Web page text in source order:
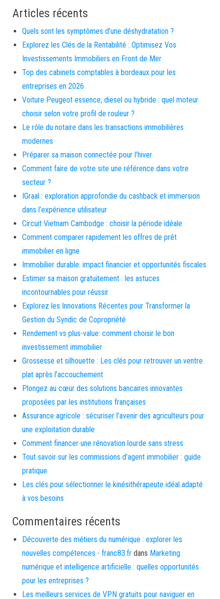
Articles récents
Quels sont les symptômes d’une déshydratation ?
Explorez les Clés de la Rentabilité : Optimisez Vos
Investissements Immobiliers en Front de Mer
Top des cabinets comptables à bordeaux pour les
entreprises en 2026
Voiture Peugeot essence, diesel ou hybride : quel moteur
choisir selon votre profil de rouleur ?
Le rôle du notaire dans les transactions immobilières
modernes
Préparer sa maison connectée pour l’hiver
Comment faire de votre site une référence dans votre
secteur ?
IGraal : exploration approfondie du cashback et immersion
dans l’expérience utilisateur
Circuit Vietnam Cambodge : choisir la période idéale
Comment comparer rapidement les offres de prêt
immobilier en ligne
Immobilier durable: impact financier et opportunités fiscales
Estimer sa maison gratuitement : les astuces
incontournables pour réussir
Explorez les Innovations Récentes pour Transformer la
Gestion du Syndic de Copropriété
Rendement vs plus-value: comment choisir le bon
investissement immobilier
Grossesse et silhouette : Les clés pour retrouver un ventre
plat après l’accouchement
Plongez au cœur des solutions bancaires innovantes
proposées par les institutions françaises
Assurance agricole : sécuriser l’avenir des agriculteurs pour
une exploitation durable
Comment financer une rénovation lourde sans stress
Tout savoir sur les commissions d’agent immobilier : guide
pratique
Les clés pour sélectionner le kinésithérapeute idéal adapté
à vos besoins
Commentaires récents
Découverte des métiers du numérique : explorer les
nouvelles compétences - franc83.fr dans Marketing
numérique et intelligence artificielle : quelles opportunités
pour les entreprises ?
Les meilleurs services de VPN gratuits pour naviguer en